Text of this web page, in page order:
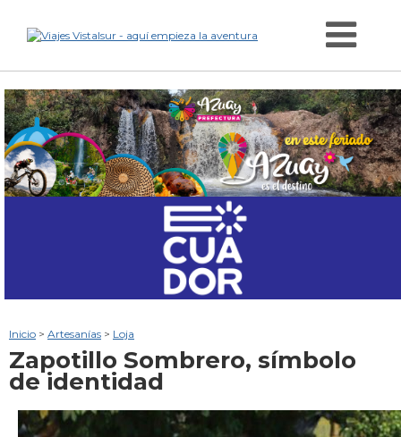
Inicio > Artesanías > Loja
Zapotillo Sombrero, símbolo
de identidad